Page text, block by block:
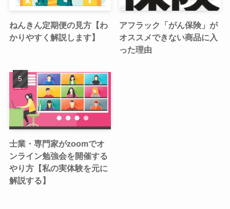
ねんきん定期便の見方【わ
かりやすく解説します】
アフラック「がん保険」が
オススメできない商品に入
った理由
士業・専門家がzoomでオ
ンライン勉強会を開催する
やり方【私の実体験を元に
解説する】